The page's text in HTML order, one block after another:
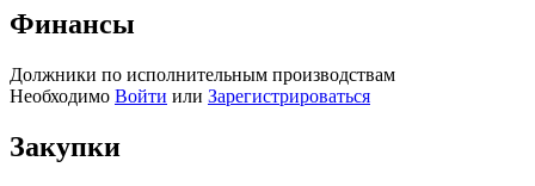
Финансы
Должники по исполнительным производствам
Необходимо Войти или Зарегистрироваться
Закупки